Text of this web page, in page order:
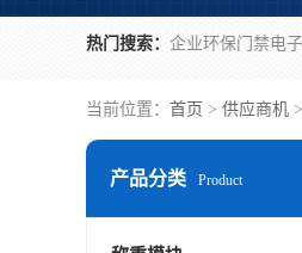
热门搜索：
当前位置： 首页 > 供应商机 >
产品分类 Product